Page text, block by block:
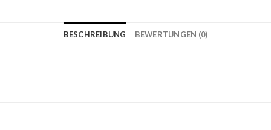
BESCHREIBUNG BEWERTUNGEN (0)